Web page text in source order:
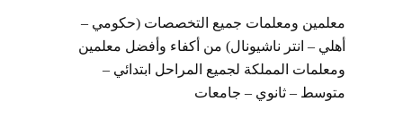
معلمين ومعلمات جميع التخصصات (حكومي –
أهلي – انتر ناشيونال) من أكفاء وأفضل معلمين
ومعلمات المملكة لجميع المراحل ابتدائي –
متوسط – ثانوي – جامعات